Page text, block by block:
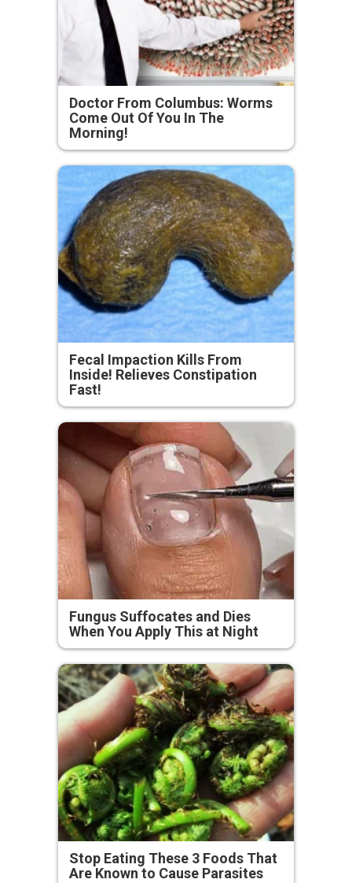
Doctor From Columbus: Worms
Come Out Of You In The
Morning!
Fecal Impaction Kills From
Inside! Relieves Constipation
Fast!
Fungus Suffocates and Dies
When You Apply This at Night
Stop Eating These 3 Foods That
Are Known to Cause Parasites